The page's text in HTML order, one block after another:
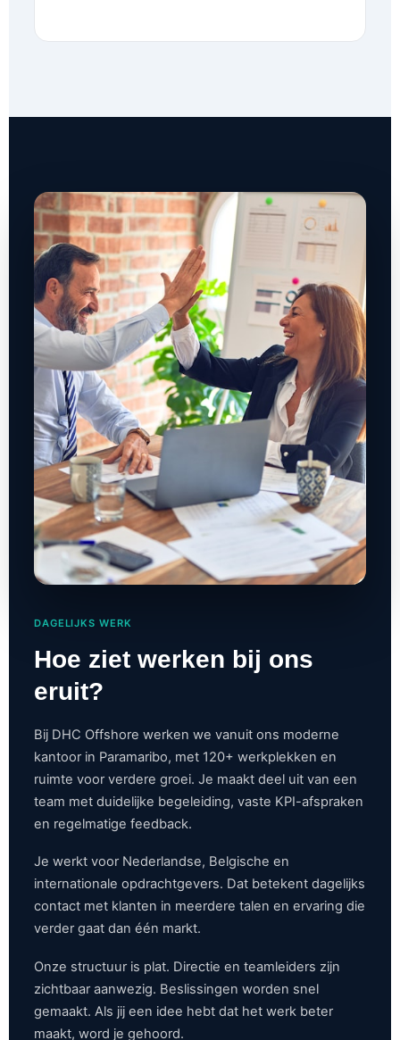
DAGELIJKS WERK
Hoe ziet werken bij ons
eruit?
Bij DHC Offshore werken we vanuit ons moderne
kantoor in Paramaribo, met 120+ werkplekken en
ruimte voor verdere groei. Je maakt deel uit van een
team met duidelijke begeleiding, vaste KPI-afspraken
en regelmatige feedback.
Je werkt voor Nederlandse, Belgische en
internationale opdrachtgevers. Dat betekent dagelijks
contact met klanten in meerdere talen en ervaring die
verder gaat dan één markt.
Onze structuur is plat. Directie en teamleiders zijn
zichtbaar aanwezig. Beslissingen worden snel
gemaakt. Als jij een idee hebt dat het werk beter
maakt, word je gehoord.